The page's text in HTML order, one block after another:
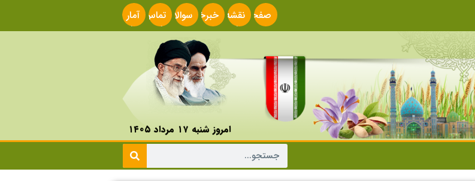
صفحه
اصلی
نقشه
سایت
خبرخوانسوالات
متداول
تماس
با ما
آمار
سایت
امروز شنبه ۱۷ مرداد ۱۴۰۵